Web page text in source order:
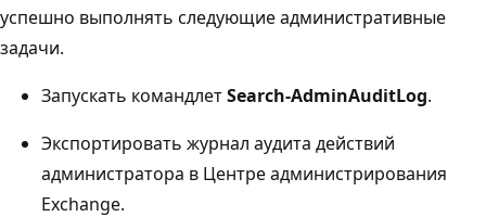
успешно выполнять следующие административные
задачи.
Запускать командлетSearch-AdminAuditLog.
Экспортировать журнал аудита действий
администратора в Центре администрирования
Exchange.